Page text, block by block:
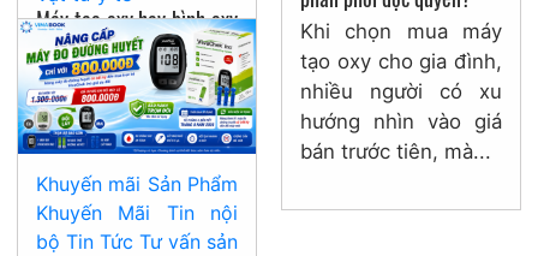
Máy tạo oxy hay bình oxy
đâu là lựa chọn lâu dài
cho gia đình?
Nhiều gia đình phân
vân giữa máy tạo oxy
hay bình oxy khi
người thân cần hỗ
trợ hô hấp tại...
Khi chọn mua máy
tạo oxy cho gia đình,
nhiều người có xu
hướng nhìn vào giá
bán trước tiên, mà...
Khuyến mãi Sản Phẩm
Khuyến Mãi
Tin nội
bộ Tin Tức Tư vấn sản